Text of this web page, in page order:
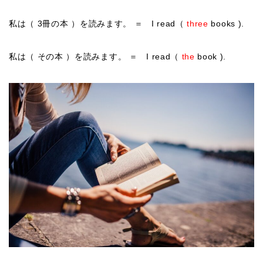
私は（ 3冊の本 ）を読みます。 ＝ I read（three books ).
私は（ その本 ）を読みます。 ＝ I read（ the book ).